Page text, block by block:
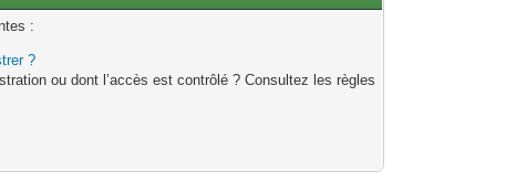
:
?
ou dont l’accès est contrôlé ? Consultez les règles